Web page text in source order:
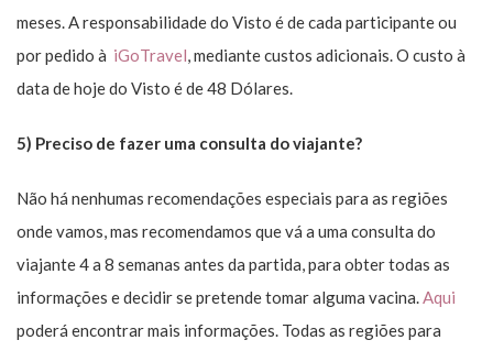
meses. A responsabilidade do Visto é de cada participante ou
por pedido à iGoTravel, mediante custos adicionais. O custo à
data de hoje do Visto é de 48 Dólares.
5) Preciso de fazer uma consulta do viajante?
Não há nenhumas recomendações especiais para as regiões
onde vamos, mas recomendamos que vá a uma consulta do
viajante 4 a 8 semanas antes da partida, para obter todas as
informações e decidir se pretende tomar alguma vacina.Aqui
poderá encontrar mais informações. Todas as regiões para